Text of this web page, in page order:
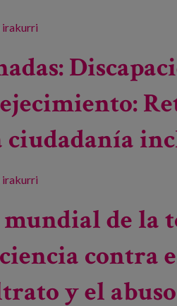
irakurri
cuidados -ri buruz
ciudadanía
irakurri
de la
contra
y el